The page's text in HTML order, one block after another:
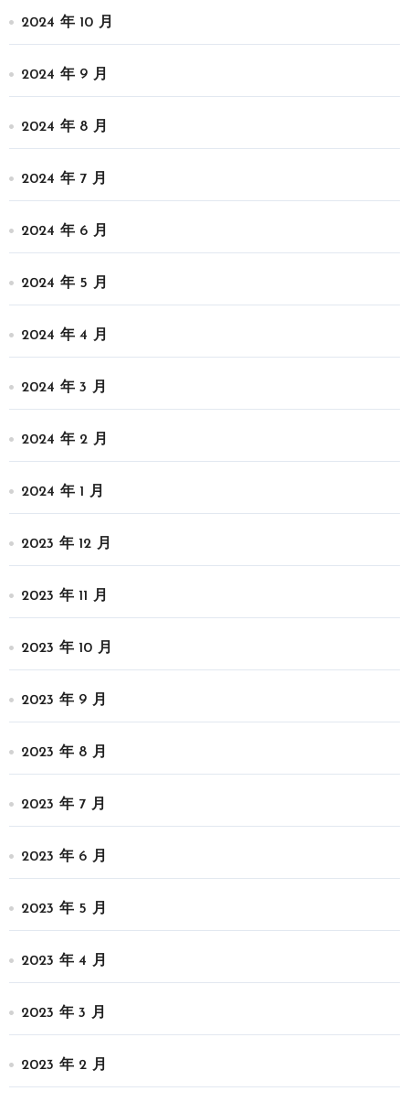
2024 年 10 月
2024 年 9 月
2024 年 8 月
2024 年 7 月
2024 年 6 月
2024 年 5 月
2024 年 4 月
2024 年 3 月
2024 年 2 月
2024 年 1 月
2023 年 12 月
2023 年 11 月
2023 年 10 月
2023 年 9 月
2023 年 8 月
2023 年 7 月
2023 年 6 月
2023 年 5 月
2023 年 4 月
2023 年 3 月
2023 年 2 月